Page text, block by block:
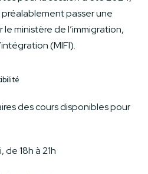
passer une
ministère de l’immigration,
(MIFI).
des cours disponibles pour
18h à 21h